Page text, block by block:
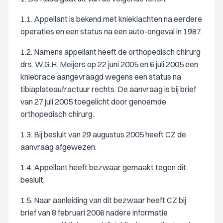
1.1. Appellant is bekend met knieklachten na eerdere
operaties en een status na een auto-ongeval in 1987.
1.2. Namens appellant heeft de orthopedisch chirurg
drs. W.G.H. Meijers op 22 juni 2005 en 6 juli 2005 een
kniebrace aangevraagd wegens een status na
tibiaplateaufractuur rechts. De aanvraag is bij brief
van 27 juli 2005 toegelicht door genoemde
orthopedisch chirurg.
1.3. Bij besluit van 29 augustus 2005 heeft CZ de
aanvraag afgewezen.
1.4. Appellant heeft bezwaar gemaakt tegen dit
besluit.
1.5. Naar aanleiding van dit bezwaar heeft CZ bij
brief van 8 februari 2006 nadere informatie